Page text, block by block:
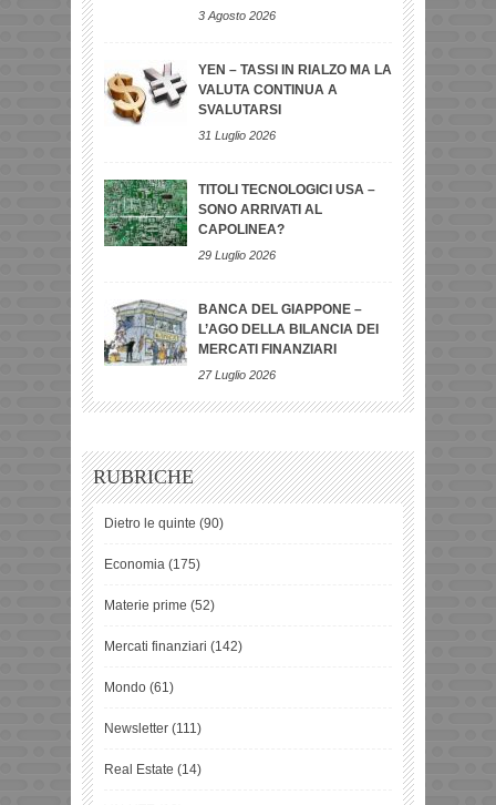
3 Agosto 2026
YEN – TASSI IN RIALZO MA LA
VALUTA CONTINUA A
SVALUTARSI
31 Luglio 2026
TITOLI TECNOLOGICI USA –
SONO ARRIVATI AL
CAPOLINEA?
29 Luglio 2026
BANCA DEL GIAPPONE –
L’AGO DELLA BILANCIA DEI
MERCATI FINANZIARI
27 Luglio 2026
RUBRICHE
Dietro le quinte (90)
Economia (175)
Materie prime (52)
Mercati finanziari (142)
Mondo (61)
Newsletter (111)
Real Estate (14)